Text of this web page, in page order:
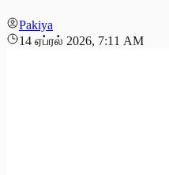
Pakiya
14 ஏப்ரல் 2026, 7:11 AM